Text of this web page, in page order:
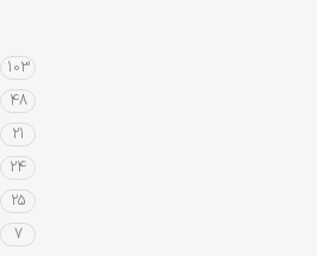
103
48
21
24
25
7